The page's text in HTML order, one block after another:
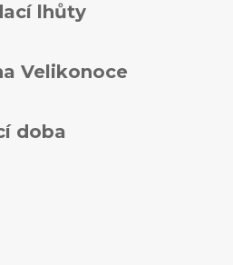
lhůty
Velikonoce
doba